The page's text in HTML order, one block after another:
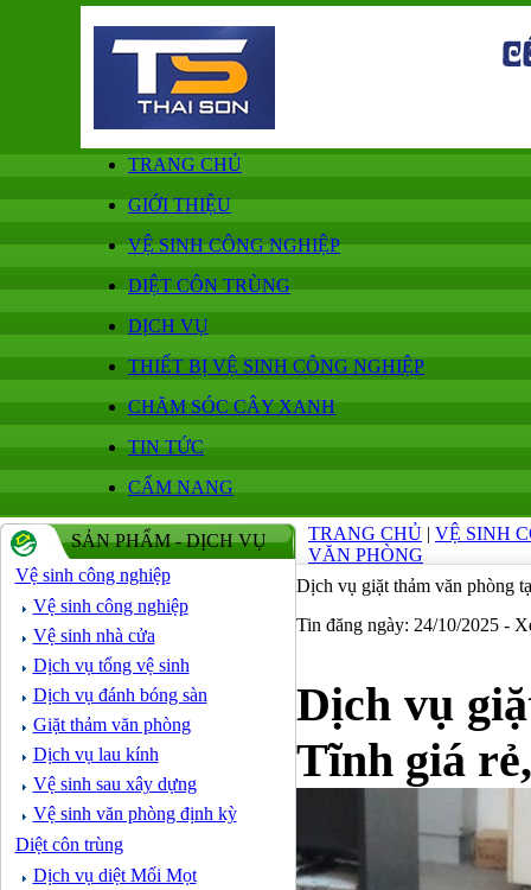
TRANG CHỦ
GIỚI THIỆU
VỆ SINH CÔNG NGHIỆP
DIỆT CÔN TRÙNG
DỊCH VỤ
THIẾT BỊ VỆ SINH CÔNG NGHIỆP
CHĂM SÓC CÂY XANH
TIN TỨC
CẨM NANG
SẢN PHẨM - DỊCH VỤ
Vệ sinh công nghiệp
Vệ sinh công nghiệp
Vệ sinh nhà cửa
Dịch vụ tổng vệ sinh
Dịch vụ đánh bóng sàn
Giặt thảm văn phòng
Dịch vụ lau kính
Vệ sinh sau xây dựng
Vệ sinh văn phòng định kỳ
Diệt côn trùng
Dịch vụ diệt Mối Mọt
TRANG CHỦ | VỆ SINH
VĂN PHÒNG
Dịch vụ giặt thảm văn phòng
Tin đăng ngày: 24/10/2025 -
Dịch vụ
Tĩnh giá